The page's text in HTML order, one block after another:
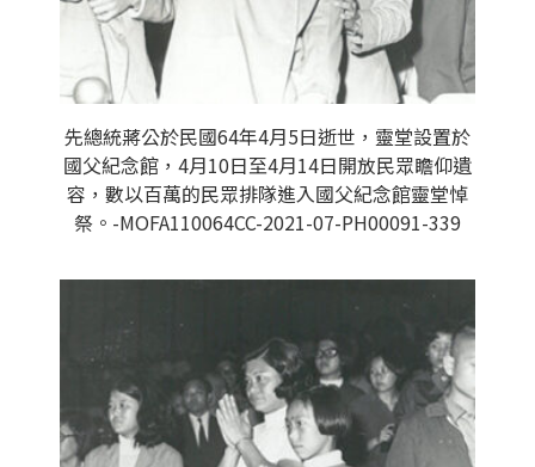
先總統蔣公於民國64年4月5日逝世，靈堂設置於
國父紀念館，4月10日至4月14日開放民眾瞻仰遺
容，數以百萬的民眾排隊進入國父紀念館靈堂悼
祭。-MOFA110064CC-2021-07-PH00091-339